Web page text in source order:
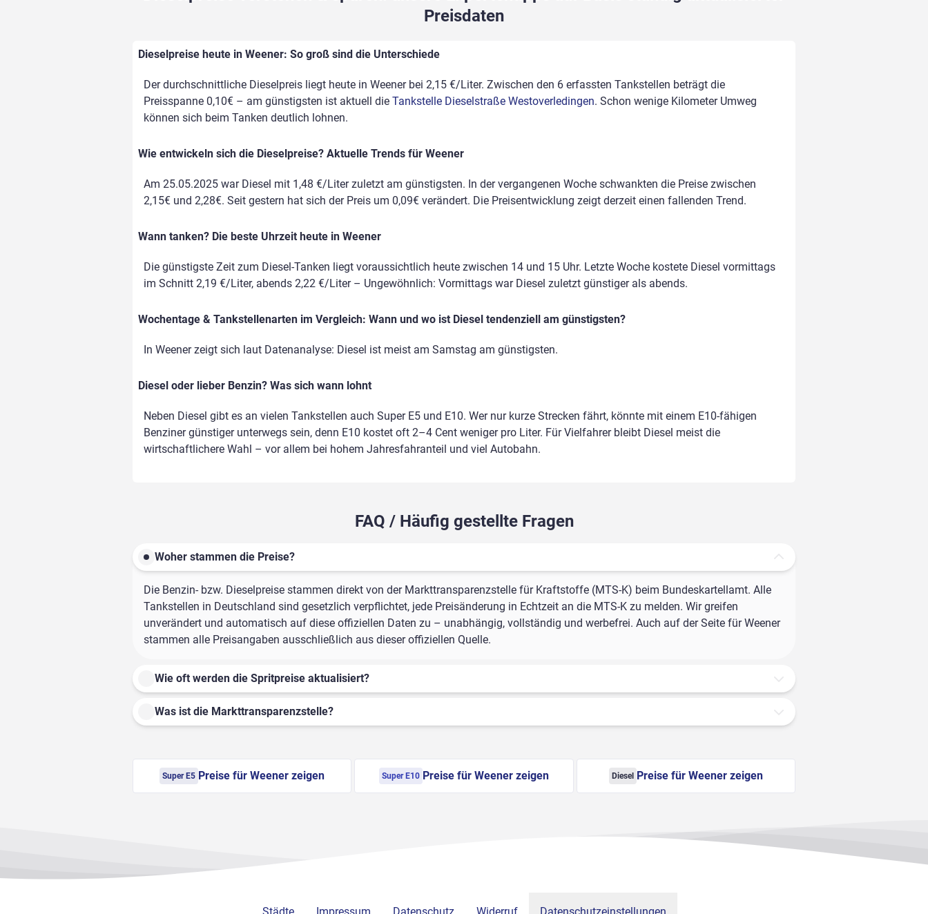
Preisdaten
Dieselpreise heute in Weener: So groß sind die Unterschiede
Der durchschnittliche Dieselpreis liegt heute in Weener bei 2,15 €/Liter. Zwischen den 6 erfassten Tankstellen beträgt die
Preisspanne 0,10€ – am günstigsten ist aktuell die Tankstelle Dieselstraße Westoverledingen. Schon wenige Kilometer Umweg
können sich beim Tanken deutlich lohnen.
Wie entwickeln sich die Dieselpreise? Aktuelle Trends für Weener
Am 25.05.2025 war Diesel mit 1,48 €/Liter zuletzt am günstigsten. In der vergangenen Woche schwankten die Preise zwischen
2,15€ und 2,28€. Seit gestern hat sich der Preis um 0,09€ verändert. Die Preisentwicklung zeigt derzeit einen fallenden Trend.
Wann tanken? Die beste Uhrzeit heute in Weener
Die günstigste Zeit zum Diesel-Tanken liegt voraussichtlich heute zwischen 14 und 15 Uhr. Letzte Woche kostete Diesel vormittags
im Schnitt 2,19 €/Liter, abends 2,22 €/Liter – Ungewöhnlich: Vormittags war Diesel zuletzt günstiger als abends.
Wochentage & Tankstellenarten im Vergleich: Wann und wo ist Diesel tendenziell am günstigsten?
In Weener zeigt sich laut Datenanalyse: Diesel ist meist am Samstag am günstigsten.
Diesel oder lieber Benzin? Was sich wann lohnt
Neben Diesel gibt es an vielen Tankstellen auch Super E5 und E10. Wer nur kurze Strecken fährt, könnte mit einem E10-fähigen
Benziner günstiger unterwegs sein, denn E10 kostet oft 2–4 Cent weniger pro Liter. Für Vielfahrer bleibt Diesel meist die
wirtschaftlichere Wahl – vor allem bei hohem Jahresfahranteil und viel Autobahn.
FAQ / Häufig gestellte Fragen
Woher stammen die Preise?
Die Benzin- bzw. Dieselpreise stammen direkt von der Markttransparenzstelle für Kraftstoffe (MTS-K) beim Bundeskartellamt. Alle
Tankstellen in Deutschland sind gesetzlich verpflichtet, jede Preisänderung in Echtzeit an die MTS-K zu melden. Wir greifen
unverändert und automatisch auf diese offiziellen Daten zu – unabhängig, vollständig und werbefrei. Auch auf der Seite für Weener
stammen alle Preisangaben ausschließlich aus dieser offiziellen Quelle.
Wie oft werden die Spritpreise aktualisiert?
Was ist die Markttransparenzstelle?
Super E5 Preise für Weener zeigen Super E10 Preise für Weener zeigen Diesel Preise für Weener zeigen